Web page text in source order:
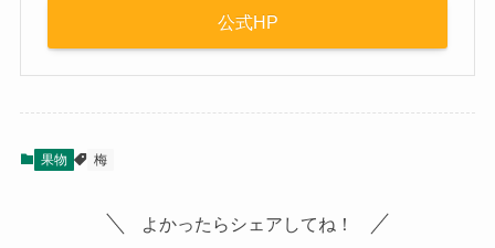
公式HP
果物 梅
よかったらシェアしてね！